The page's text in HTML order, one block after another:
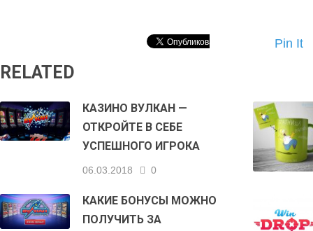
Pin It
RELATED
КАЗИНО ВУЛКАН —
ОТКРОЙТЕ В СЕБЕ
УСПЕШНОГО ИГРОКА
06.03.2018 0
КАКИЕ БОНУСЫ МОЖНО
ПОЛУЧИТЬ ЗА